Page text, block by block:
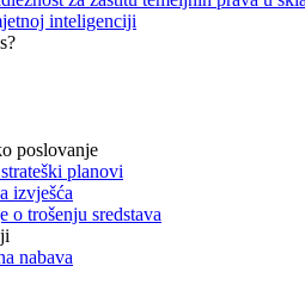
inteligenciji
poslovanje
planovi
izvješća
o trošenju sredstava
nabava